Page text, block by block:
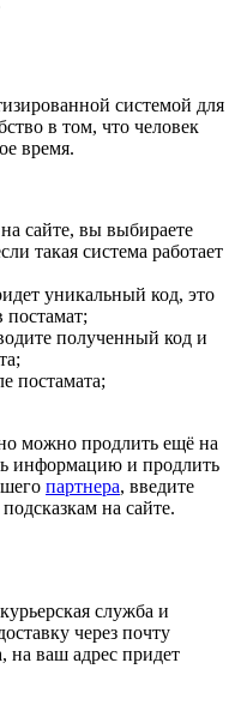
системой для
в том, что человек
время.
сайте, вы выбираете
такая система работает
уникальный код, это
постамат;
полученный код и
постамата;
можно продлить ещё на
информацию и продлить
партнера, введите
на сайте.
служба и
через почту
на ваш адрес придет